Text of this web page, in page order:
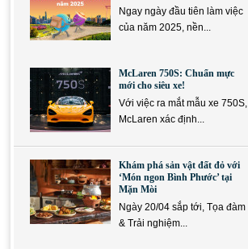
Ngay ngày đầu tiên làm việc
của năm 2025, nền...
McLaren 750S: Chuẩn mực
mới cho siêu xe!
Với việc ra mắt mẫu xe 750S,
McLaren xác định...
Khám phá sản vật đất đỏ với
‘Món ngon Bình Phước’ tại
Mặn Mòi
Ngày 20/04 sắp tới, Tọa đàm
& Trải nghiệm...